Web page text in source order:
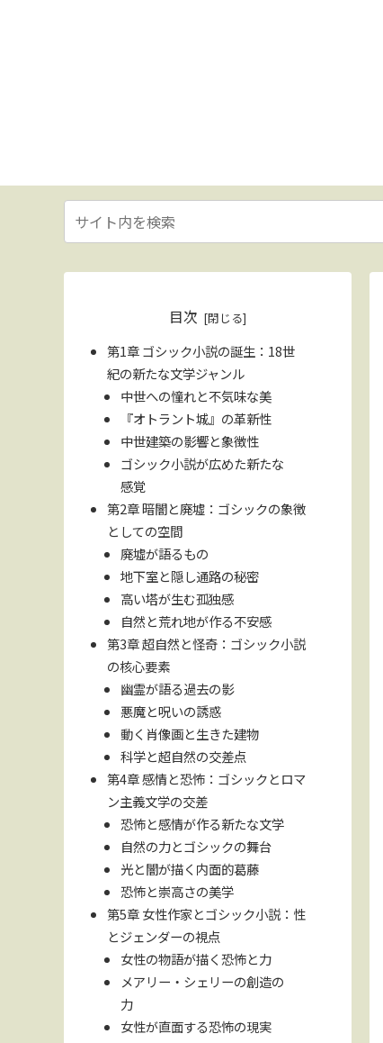
目次
第1章 ゴシック小説の誕生：18世
紀の新たな文学ジャンル
中世への憧れと不気味な美
『オトラント城』の革新性
中世建築の影響と象徴性
ゴシック小説が広めた新たな
感覚
第2章 暗闇と廃墟：ゴシックの象徴
としての空間
廃墟が語るもの
地下室と隠し通路の秘密
高い塔が生む孤独感
自然と荒れ地が作る不安感
第3章 超自然と怪奇：ゴシック小説
の核心要素
幽霊が語る過去の影
悪魔と呪いの誘惑
動く肖像画と生きた建物
科学と超自然の交差点
第4章 感情と恐怖：ゴシックとロマ
ン主義文学の交差
恐怖と感情が作る新たな文学
自然の力とゴシックの舞台
光と闇が描く内面的葛藤
恐怖と崇高さの美学
第5章 女性作家とゴシック小説：性
とジェンダーの視点
女性の物語が描く恐怖と力
メアリー・シェリーの創造の
力
女性が直面する恐怖の現実